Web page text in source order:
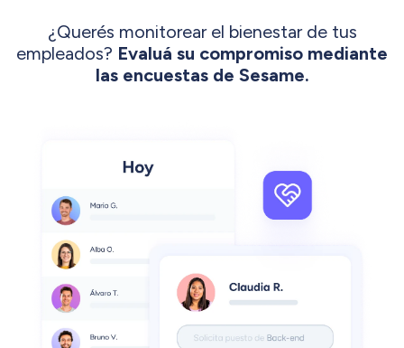
¿Querés monitorear el bienestar de tus
empleados? Evaluá su compromiso mediante
las encuestas de Sesame.